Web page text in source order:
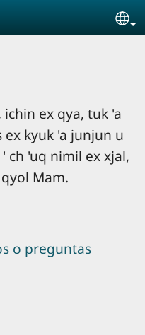
ex qya, tuk 'a
kyuk 'a junjun u
ch 'uq nimil ex xjal,
Mam.
o preguntas